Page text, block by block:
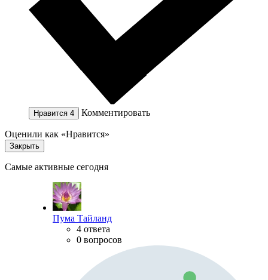
Нравится 4 Комментировать
Оценили как «Нравится»
Закрыть
Самые активные сегодня
Пума Тайланд
4 ответа
0 вопросов